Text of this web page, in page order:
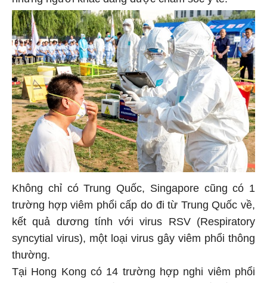
Không chỉ có Trung Quốc, Singapore cũng có 1
trường hợp viêm phổi cấp do đi từ Trung Quốc về,
kết quả dương tính với virus RSV (Respiratory
syncytial virus), một loại virus gây viêm phổi thông
thường.
Tại Hong Kong có 14 trường hợp nghi viêm phổi